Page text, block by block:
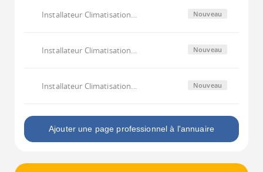
Installateur Climatisation... Nouveau
Installateur Climatisation... Nouveau
Installateur Climatisation... Nouveau
Ajouter une page professionnel à l'annuaire